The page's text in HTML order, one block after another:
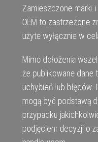
Zamieszczone marki
OEM to zastrzeżone
użyte wyłącznie w
Mimo dołożenia
że publikowane dane
uchybień lub błędów.
mogą być podstawą
przypadku
podjęciem decyzji o